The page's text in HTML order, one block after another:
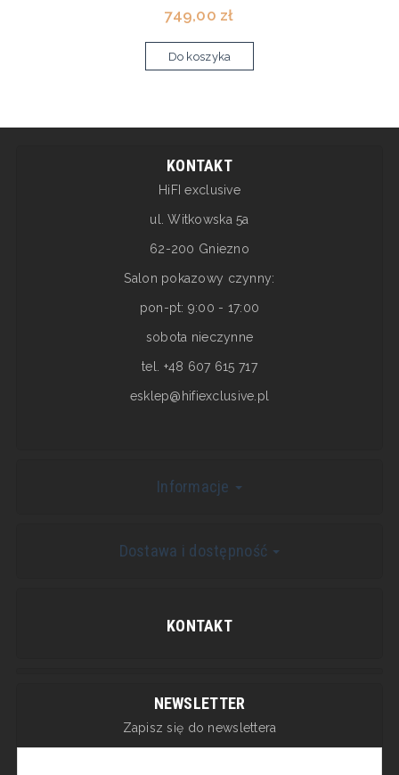
749,00 zł
Do koszyka
KONTAKT
HiFI exclusive
ul. Witkowska 5a
62-200 Gniezno
Salon pokazowy czynny:
pon-pt: 9:00 - 17:00
sobota nieczynne
tel. +48 607 615 717
esklep@hifiexclusive.pl
Informacje
Dostawa i dostępność
KONTAKT
NEWSLETTER
Zapisz się do newslettera